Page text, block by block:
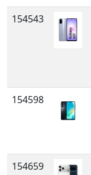
154543
154598
154659